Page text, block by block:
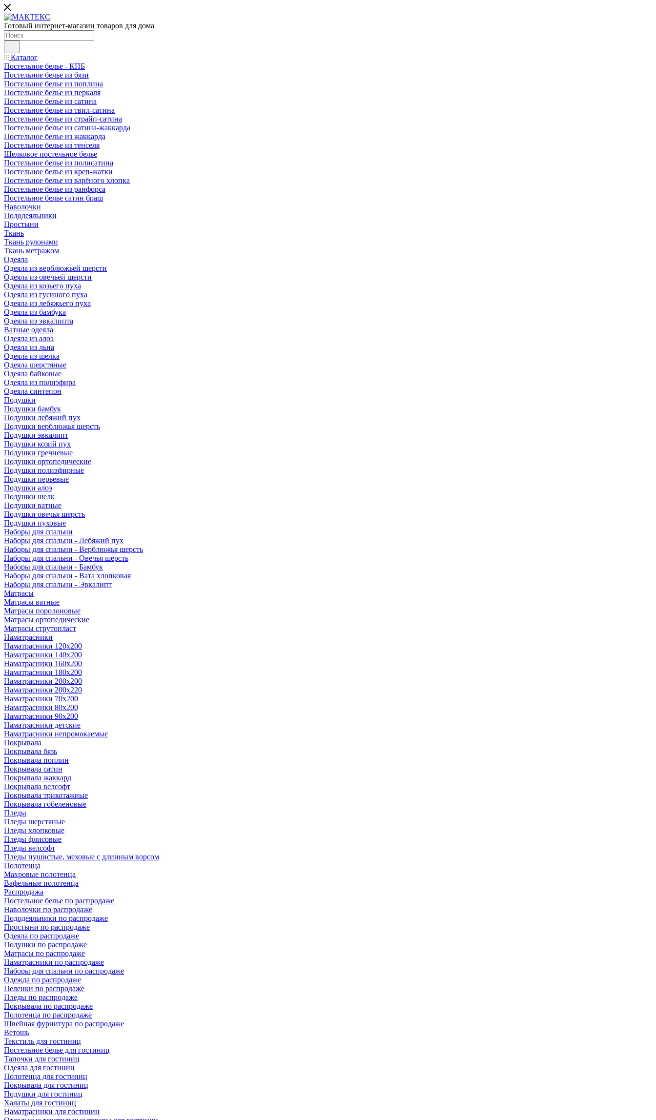
Готовый интернет-магазин товаров для дома
Каталог
Постельное белье - КПБ
Постельное белье из бязи
Постельное белье из поплина
Постельное белье из перкаля
Постельное белье из сатина
Постельное белье из твил-сатина
Постельное белье из страйп-сатина
Постельное белье из сатина-жаккарда
Постельное белье из жаккарда
Постельное белье из тенселя
Шелковое постельное белье
Постельное белье из полисатина
Постельное белье из креп-жатки
Постельное белье из варёного хлопка
Постельное белье из ранфорса
Постельное белье сатин браш
Наволочки
Пододеяльники
Простыни
Ткань
Ткань рулонами
Ткань метражом
Одеяла
Одеяла из верблюжьей шерсти
Одеяла из овечьей шерсти
Одеяла из козьего пуха
Одеяла из гусиного пуха
Одеяла из лебяжьего пуха
Одеяла из бамбука
Одеяла из эвкалипта
Ватные одеяла
Одеяла из алоэ
Одеяла из льна
Одеяла из шелка
Одеяла шерстяные
Одеяла байковые
Одеяла из полиэфира
Одеяла синтепон
Подушки
Подушки бамбук
Подушки лебяжий пух
Подушки верблюжья шерсть
Подушки эвкалипт
Подушки козий пух
Подушки гречневые
Подушки ортопедические
Подушки полиэфирные
Подушки перьевые
Подушки алоэ
Подушки шелк
Подушки ватные
Подушки овечья шерсть
Подушки пуховые
Наборы для спальни
Наборы для спальни - Лебяжий пух
Наборы для спальни - Верблюжья шерсть
Наборы для спальни - Овечья шерсть
Наборы для спальни - Бамбук
Наборы для спальни - Вата хлопковая
Наборы для спальни - Эвкалипт
Матрасы
Матрасы ватные
Матрасы поролоновые
Матрасы ортопедические
Матрасы струтопласт
Наматрасники
Наматрасники 120х200
Наматрасники 140х200
Наматрасники 160х200
Наматрасники 180х200
Наматрасники 200х200
Наматрасники 200х220
Наматрасники 70х200
Наматрасники 80х200
Наматрасники 90х200
Наматрасники детские
Наматрасники непромокаемые
Покрывала
Покрывала бязь
Покрывала поплин
Покрывала сатин
Покрывала жаккард
Покрывала велсофт
Покрывала трикотажные
Покрывала гобеленовые
Пледы
Пледы шерстяные
Пледы хлопковые
Пледы флисовые
Пледы велсофт
Пледы пушистые, меховые с длинным ворсом
Полотенца
Махровые полотенца
Вафельные полотенца
Распродажа
Постельное белье по распродаже
Наволочки по распродаже
Пододеяльники по распродаже
Простыни по распродаже
Одеяла по распродаже
Подушки по распродаже
Матрасы по распродаже
Наматрасники по распродаже
Наборы для спальни по распродаже
Одежда по распродаже
Пеленки по распродаже
Пледы по распродаже
Покрывала по распродаже
Полотенца по распродаже
Швейная фурнитура по распродаже
Ветошь
Текстиль для гостиниц
Постельное белье для гостиниц
Тапочки для гостиниц
Одеяла для гостиниц
Полотенца для гостиниц
Покрывала для гостиниц
Подушки для гостиниц
Халаты для гостиниц
Наматрасники для гостиниц